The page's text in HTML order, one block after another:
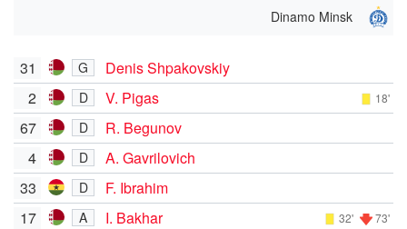
Dinamo Minsk
31 G
Denis Shpakovskiy
2
D V. Pigas 18'
67 D
R. Begunov
4
D
A. Gavrilovich
33
D
F. Ibrahim
17
A I. Bakhar 32' 73'